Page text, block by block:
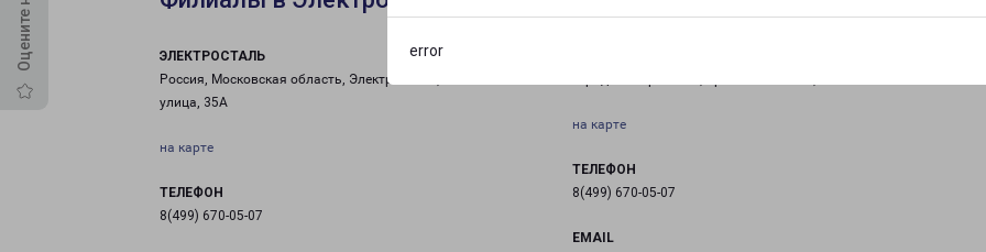
error
ЭЛЕКТРОСТАЛЬ
Россия, Московская область, Электросталь, Рабочая
улица, 35А
на карте
ТЕЛЕФОН
8(499) 670-05-07
на карте
ТЕЛЕФОН
8(499) 670-05-07
EMAIL